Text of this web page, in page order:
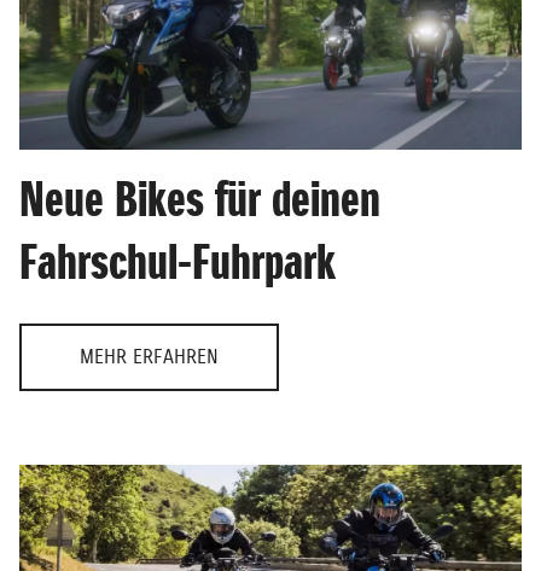
Neue Bikes für deinen
Fahrschul-Fuhrpark
MEHR ERFAHREN